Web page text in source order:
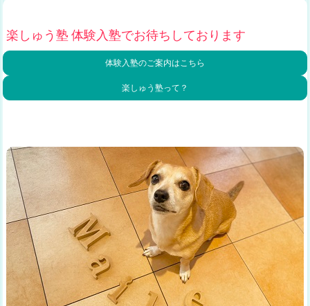
楽しゅう塾 体験入塾でお待ちしております
体験入塾のご案内はこちら
楽しゅう塾って？